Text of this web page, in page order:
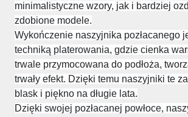
minimalistyczne wzory, jak i bardziej
zdobione modele.
Wykończenie naszyjnika pozłacanego
techniką platerowania, gdzie cienka
trwale przymocowana do podłoża,
trwały efekt. Dzięki temu naszyjniki te
blask i piękno na długie lata.
Dzięki swojej pozłacanej powłoce,